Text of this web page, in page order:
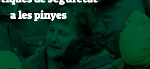
a les pinyes